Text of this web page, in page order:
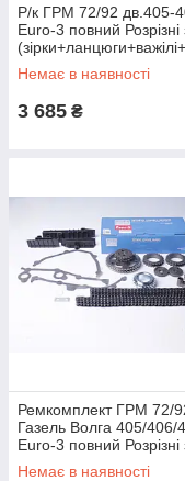
Р/к ГРМ 72/92 дв.405-
Euro-3 повний Розрізні
ат.+заспок.) ISB
Немає в наявності
3 685 ₴
Ремкомплект ГРМ 72/
Газель Волга 405/406/
Euro-3 повний Розрізні
ISB 406.3906625
Немає в наявності